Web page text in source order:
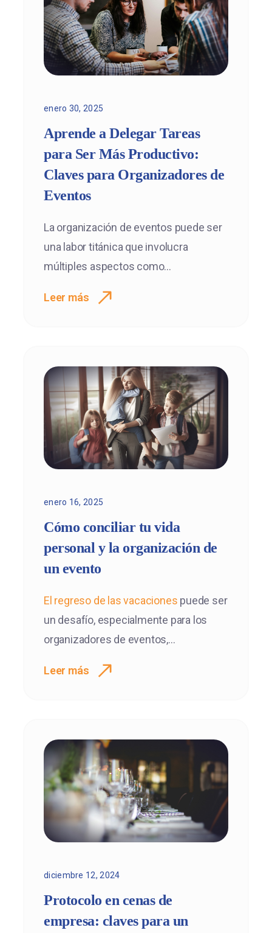
enero 30, 2025
Aprende a Delegar Tareas
para Ser Más Productivo:
Claves para Organizadores de
Eventos
La organización de eventos puede ser
una labor titánica que involucra
múltiples aspectos como...
Leer más
enero 16, 2025
Cómo conciliar tu vida
personal y la organización de
un evento
El regreso de las vacaciones puede ser
un desafío, especialmente para los
organizadores de eventos,...
Leer más
diciembre 12, 2024
Protocolo en cenas de
empresa: claves para un